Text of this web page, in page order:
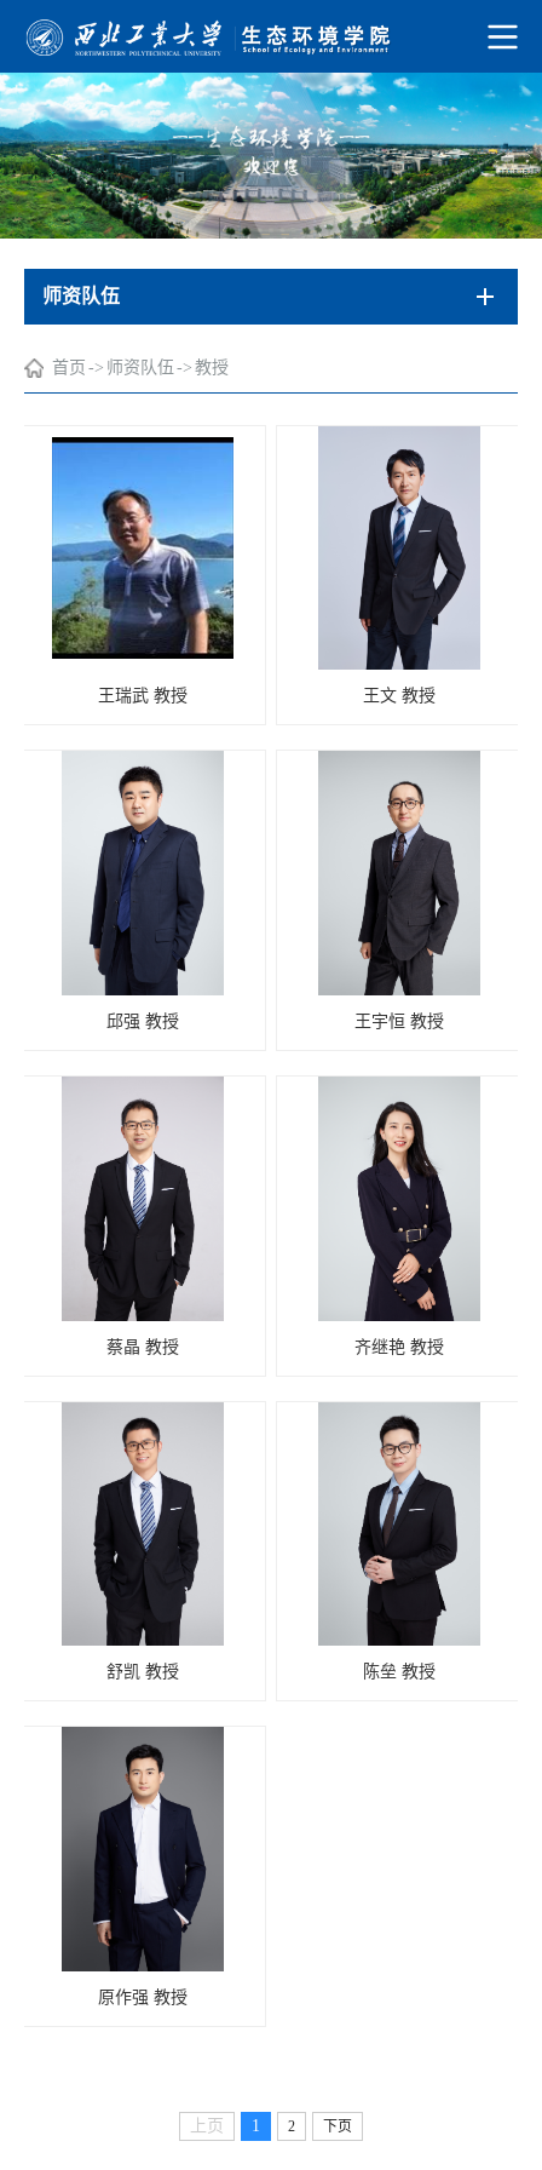
师资队伍
首页 -> 师资队伍 -> 教授
王瑞武 教授 王文 教授
邱强 教授 王宇恒 教授
蔡晶 教授 齐继艳 教授
舒凯 教授 陈垒 教授
原作强 教授
上页 1 2 下页